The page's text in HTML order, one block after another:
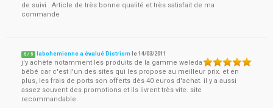
de suivi . Article de très bonne qualité et très satisfait de ma
commande
5 / 5 labohemienne a évalué Distriom le14/03/2011
j'y achète notamment les produits de la gamme weleda
bébé car c'est l'un des sites qui les propose au meilleur prix. et en
plus, les frais de ports son offerts dès 40 euros d'achat. il y a aussi
assez souvent des promotions et ils livrent très vite. site
recommandable.